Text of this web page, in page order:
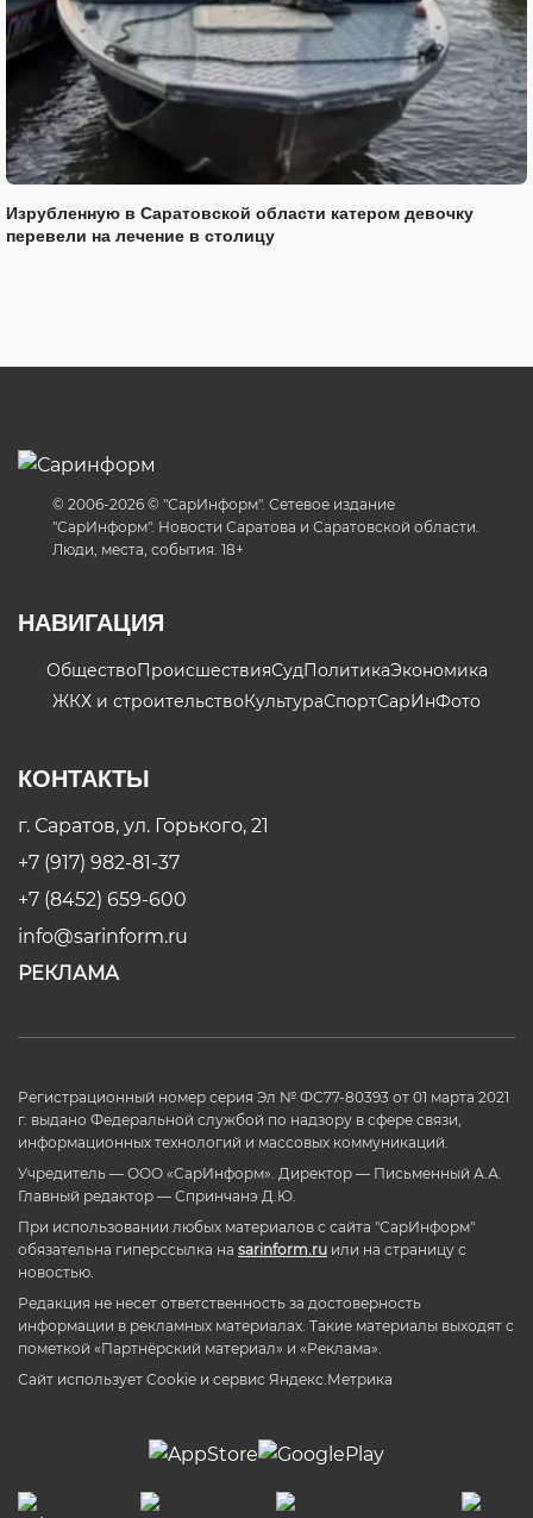
Изрубленную в Саратовской области катером девочку
перевели на лечение в столицу
© 2006-2026 © "СарИнформ". Сетевое издание
"СарИнформ". Новости Саратова и Саратовской области.
Люди, места, события. 18+
НАВИГАЦИЯ
ОбществоПроисшествияСудПолитикаЭкономика
ЖКХ и строительствоКультураСпортСарИнФото
КОНТАКТЫ
г. Саратов, ул. Горького, 21
+7 (917) 982-81-37
+7 (8452) 659-600
info@sarinform.ru
РЕКЛАМА
Регистрационный номер серия Эл № ФС77-80393 от 01 марта 2021
г. выдано Федеральной службой по надзору в сфере связи,
информационных технологий и массовых коммуникаций.
Учредитель — ООО «СарИнформ». Директор — Письменный А.А.
Главный редактор — Спринчанэ Д.Ю.
При использовании любых материалов с сайта "СарИнформ"
обязательна гиперссылка на sarinform.ru или на страницу с
новостью.
Редакция не несет ответственность за достоверность
информации в рекламных материалах. Такие материалы выходят с
пометкой «Партнёрский материал» и «Реклама».
Сайт использует Cookie и сервиc Яндекс.Метрика